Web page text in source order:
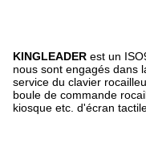
KINGLEADER est un
nous sont engagés dans
service du clavier
boule de commande
kiosque etc. d'écran